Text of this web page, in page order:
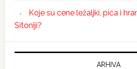
Koje su cene ležaljki, pića i
Sitoniji?
ARHIVA